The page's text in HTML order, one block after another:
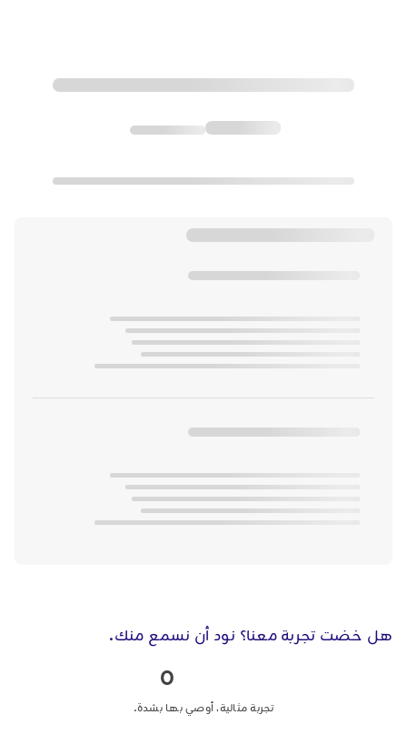
هل خضت تجربة معنا؟ نود أن نسمع منك.
0
تجربة مثالية، أوصي بها بشدة.